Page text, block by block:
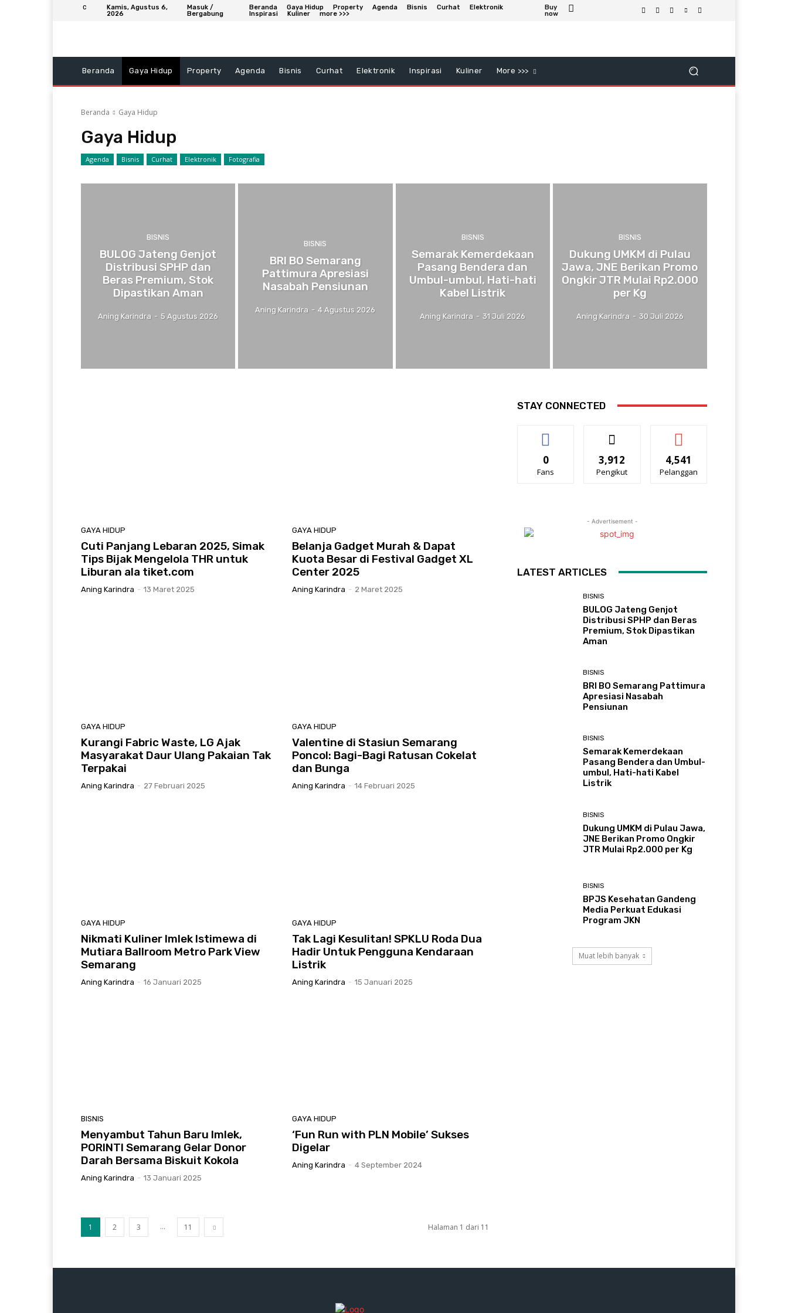
C
Kamis, Agustus 6,
2026
Masuk /
Bergabung
Beranda Gaya Hidup Property Agenda Bisnis Curhat
Elektronik
Inspirasi
Kuliner more >>>
Buy
now
Beranda Gaya Hidup Property Agenda Bisnis Curhat Elektronik Inspirasi Kuliner More >>>
Beranda Gaya Hidup
Gaya Hidup
Agenda Bisnis Curhat Elektronik Fotografia
BISNIS
BULOG Jateng Genjot
Distribusi SPHP dan
Beras Premium, Stok
Dipastikan Aman
Aning Karindra - 5 Agustus 2026
BISNIS
BRI BO Semarang
Pattimura Apresiasi
Nasabah Pensiunan
Aning Karindra - 4 Agustus 2026
BISNIS
Semarak Kemerdekaan
Pasang Bendera dan
Umbul-umbul, Hati-hati
Kabel Listrik
Aning Karindra - 31 Juli 2026
BISNIS
Dukung UMKM di Pulau
Jawa, JNE Berikan Promo
Ongkir JTR Mulai Rp2.000
per Kg
Aning Karindra - 30 Juli 2026
GAYA HIDUP
Cuti Panjang Lebaran 2025, Simak
Tips Bijak Mengelola THR untuk
Liburan ala tiket.com
Aning Karindra - 13 Maret 2025
GAYA HIDUP
Belanja Gadget Murah & Dapat
Kuota Besar di Festival Gadget XL
Center 2025
Aning Karindra - 2 Maret 2025
GAYA HIDUP
Kurangi Fabric Waste, LG Ajak
Masyarakat Daur Ulang Pakaian Tak
Terpakai
Aning Karindra - 27 Februari 2025
GAYA HIDUP
Valentine di Stasiun Semarang
Poncol: Bagi-Bagi Ratusan Cokelat
dan Bunga
Aning Karindra - 14 Februari 2025
GAYA HIDUP
Nikmati Kuliner Imlek Istimewa di
Mutiara Ballroom Metro Park View
Semarang
Aning Karindra - 16 Januari 2025
GAYA HIDUP
Tak Lagi Kesulitan! SPKLU Roda Dua
Hadir Untuk Pengguna Kendaraan
Listrik
Aning Karindra - 15 Januari 2025
BISNIS
Menyambut Tahun Baru Imlek,
PORINTI Semarang Gelar Donor
Darah Bersama Biskuit Kokola
Aning Karindra - 13 Januari 2025
GAYA HIDUP
‘Fun Run with PLN Mobile’ Sukses
Digelar
Aning Karindra - 4 September 2024
1 2 3 ... 11 Halaman 1 dari 11
STAY CONNECTED
0
Fans
3,912
Pengikut
4,541
Pelanggan
- Advertisement -
LATEST ARTICLES
BISNIS
BULOG Jateng Genjot
Distribusi SPHP dan Beras
Premium, Stok Dipastikan
Aman
BISNIS
BRI BO Semarang Pattimura
Apresiasi Nasabah
Pensiunan
BISNIS
Semarak Kemerdekaan
Pasang Bendera dan Umbul-
umbul, Hati-hati Kabel
Listrik
BISNIS
Dukung UMKM di Pulau Jawa,
JNE Berikan Promo Ongkir
JTR Mulai Rp2.000 per Kg
BISNIS
BPJS Kesehatan Gandeng
Media Perkuat Edukasi
Program JKN
Muat lebih banyak